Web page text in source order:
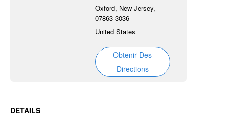
Oxford, New Jersey,
07863-3036
United States
Obtenir Des
Directions
DETAILS